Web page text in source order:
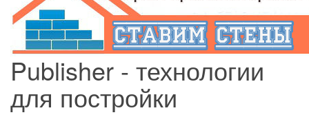
Publisher - технологии
для постройки